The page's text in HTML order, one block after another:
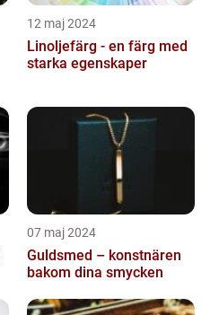
12 maj 2024
Linoljefärg - en färg med
starka egenskaper
07 maj 2024
Guldsmed – konstnären
bakom dina smycken